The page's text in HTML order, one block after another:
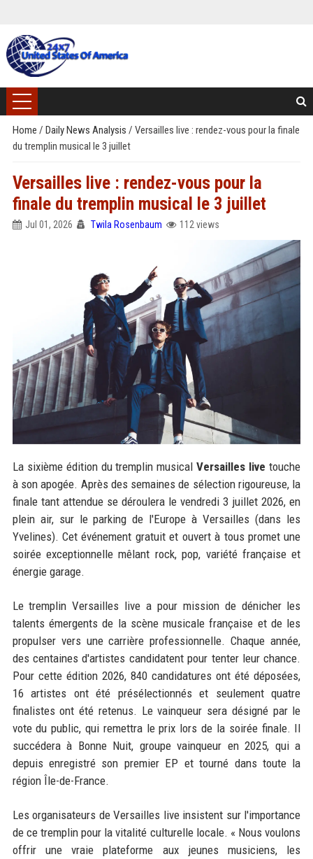
Home / Daily News Analysis / Versailles live : rendez-vous pour la finale
du tremplin musical le 3 juillet
Versailles live : rendez-vous pour la
finale du tremplin musical le 3 juillet
Jul 01, 2026 Twila Rosenbaum 112 views
La sixième édition du tremplin musicalVersailles live touche
à son apogée. Après des semaines de sélection rigoureuse, la
finale tant attendue se déroulera le vendredi 3 juillet 2026, en
plein air, sur le parking de l'Europe à Versailles (dans les
Yvelines). Cet événement gratuit et ouvert à tous promet une
soirée exceptionnelle mêlant rock, pop, variété française et
énergie garage.
Le tremplin Versailles live a pour mission de dénicher les
talents émergents de la scène musicale française et de les
propulser vers une carrière professionnelle. Chaque année,
des centaines d'artistes candidatent pour tenter leur chance.
Pour cette édition 2026, 840 candidatures ont été déposées,
16 artistes ont été présélectionnés et seulement quatre
finalistes ont été retenus. Le vainqueur sera désigné par le
vote du public, qui remettra le prix lors de la soirée finale. Il
succédera à Bonne Nuit, groupe vainqueur en 2025, qui a
depuis enregistré son premier EP et tourné dans toute la
région Île-de-France.
Les organisateurs de Versailles live insistent sur l'importance
de ce tremplin pour la vitalité culturelle locale. « Nous voulons
offrir une vraie plateforme aux jeunes musiciens, les